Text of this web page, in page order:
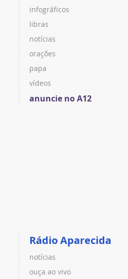
infográficos
libras
notícias
orações
papa
vídeos
anuncie no A12
Rádio Aparecida
notícias
ouça ao vivo